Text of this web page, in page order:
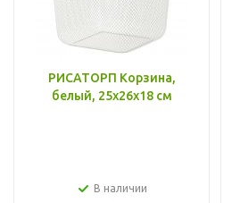
РИСАТОРП Корзина,
белый, 25x26x18 см
В наличии